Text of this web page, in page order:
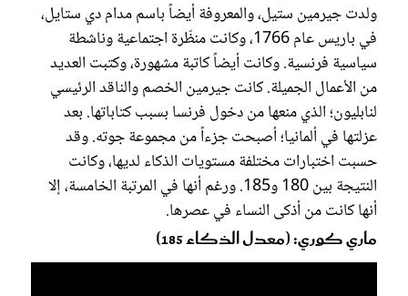
ولدت جيرمين ستيل، والمعروفة أيضاً باسم مدام دي ستايل،
في باريس عام 1766، وكانت منظّرة اجتماعية وناشطة
سياسية فرنسية. وكانت أيضاً كاتبة مشهورة، وكتبت العديد
من الأعمال الجميلة. كانت جيرمين الخصم والناقد الرئيسي
لنابليون؛ الذي منعها من دخول فرنسا بسبب كتاباتها. بعد
عزلتها في ألمانيا؛ أصبحت جزءاً من مجموعة جوته. وقد
حسبت اختبارات مختلفة مستويات الذكاء لديها، وكانت
النتيجة بين 180 و185. ورغم أنها في المرتبة الخامسة، إلا
أنها كانت من أذكى النساء في عصرها.
ماري كوري: (معدل الذكاء 185)